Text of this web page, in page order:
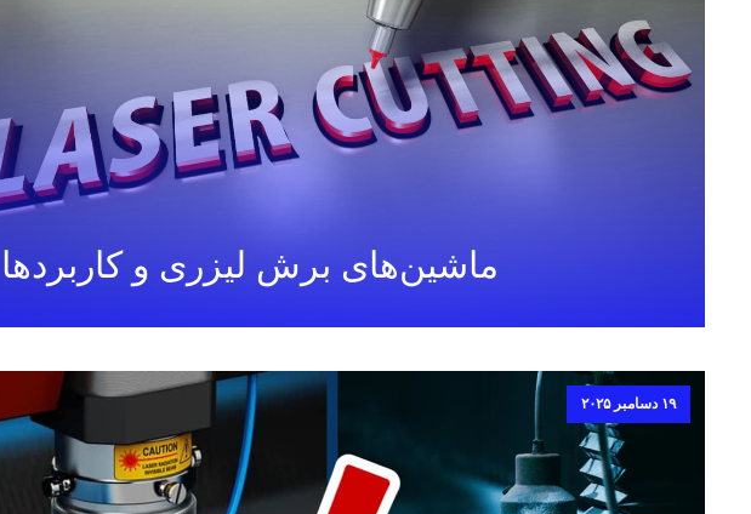
ماشین‌های برش لیزری و کاربردها
۱۹ دسامبر ۲۰۲۵